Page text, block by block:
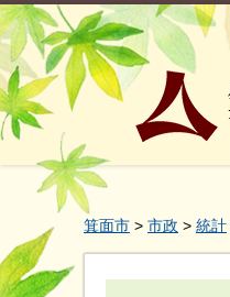
箕面市 > 市政 > 統計